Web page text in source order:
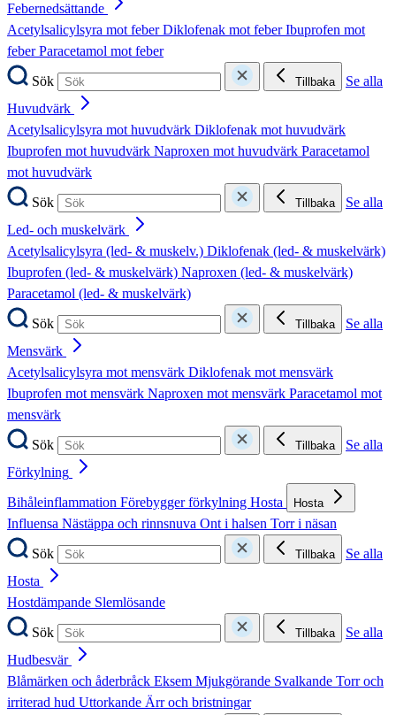
Febernedsättande
Acetylsalicylsyra mot feberDiklofenak mot feberIbuprofen mot
feberParacetamol mot feber
Sök
Tillbaka
Se alla
Huvudvärk
Acetylsalicylsyra mot huvudvärk Diklofenak mot huvudvärk
Ibuprofen mot huvudvärk Naproxen mot huvudvärk Paracetamol
mot huvudvärk
Sök
Tillbaka
Se alla
Led- och muskelvärk
Acetylsalicylsyra (led- & muskelv.) Diklofenak (led- & muskelvärk)
Ibuprofen (led- & muskelvärk) Naproxen (led- & muskelvärk)
Paracetamol (led- & muskelvärk)
Sök
Tillbaka
Se alla
Mensvärk
Acetylsalicylsyra mot mensvärk Diklofenak mot mensvärk
Ibuprofen mot mensvärk Naproxen mot mensvärk Paracetamol mot
mensvärk
Sök
Tillbaka
Se alla
Förkylning
Bihåleinflammation Förebygger förkylning Hosta Hosta
Influensa Nästäppa och rinnsnuva Ont i halsen Torr i näsan
Sök
Tillbaka
Se alla
Hosta
Hostdämpande Slemlösande
Sök
Tillbaka
Se alla
Hudbesvär
Blåmärken och åderbråck Eksem Mjukgörande Svalkande Torr och
irriterad hud Uttorkande Ärr och bristningar